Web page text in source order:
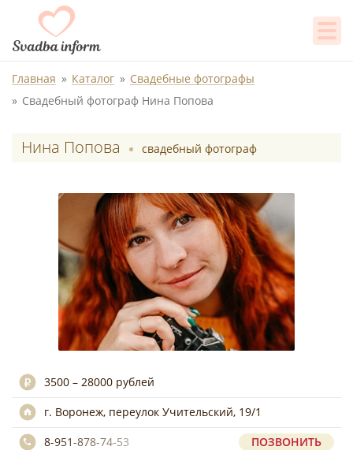
Главная Каталог
Свадебные фотографы
Свадебный фотограф Нина Попова
Нина Попова свадебный фотограф
3500 – 28000 рублей
г. Воронеж, переулок Учительский, 19/1
8-951-878-74-53
ПОЗВОНИТЬ